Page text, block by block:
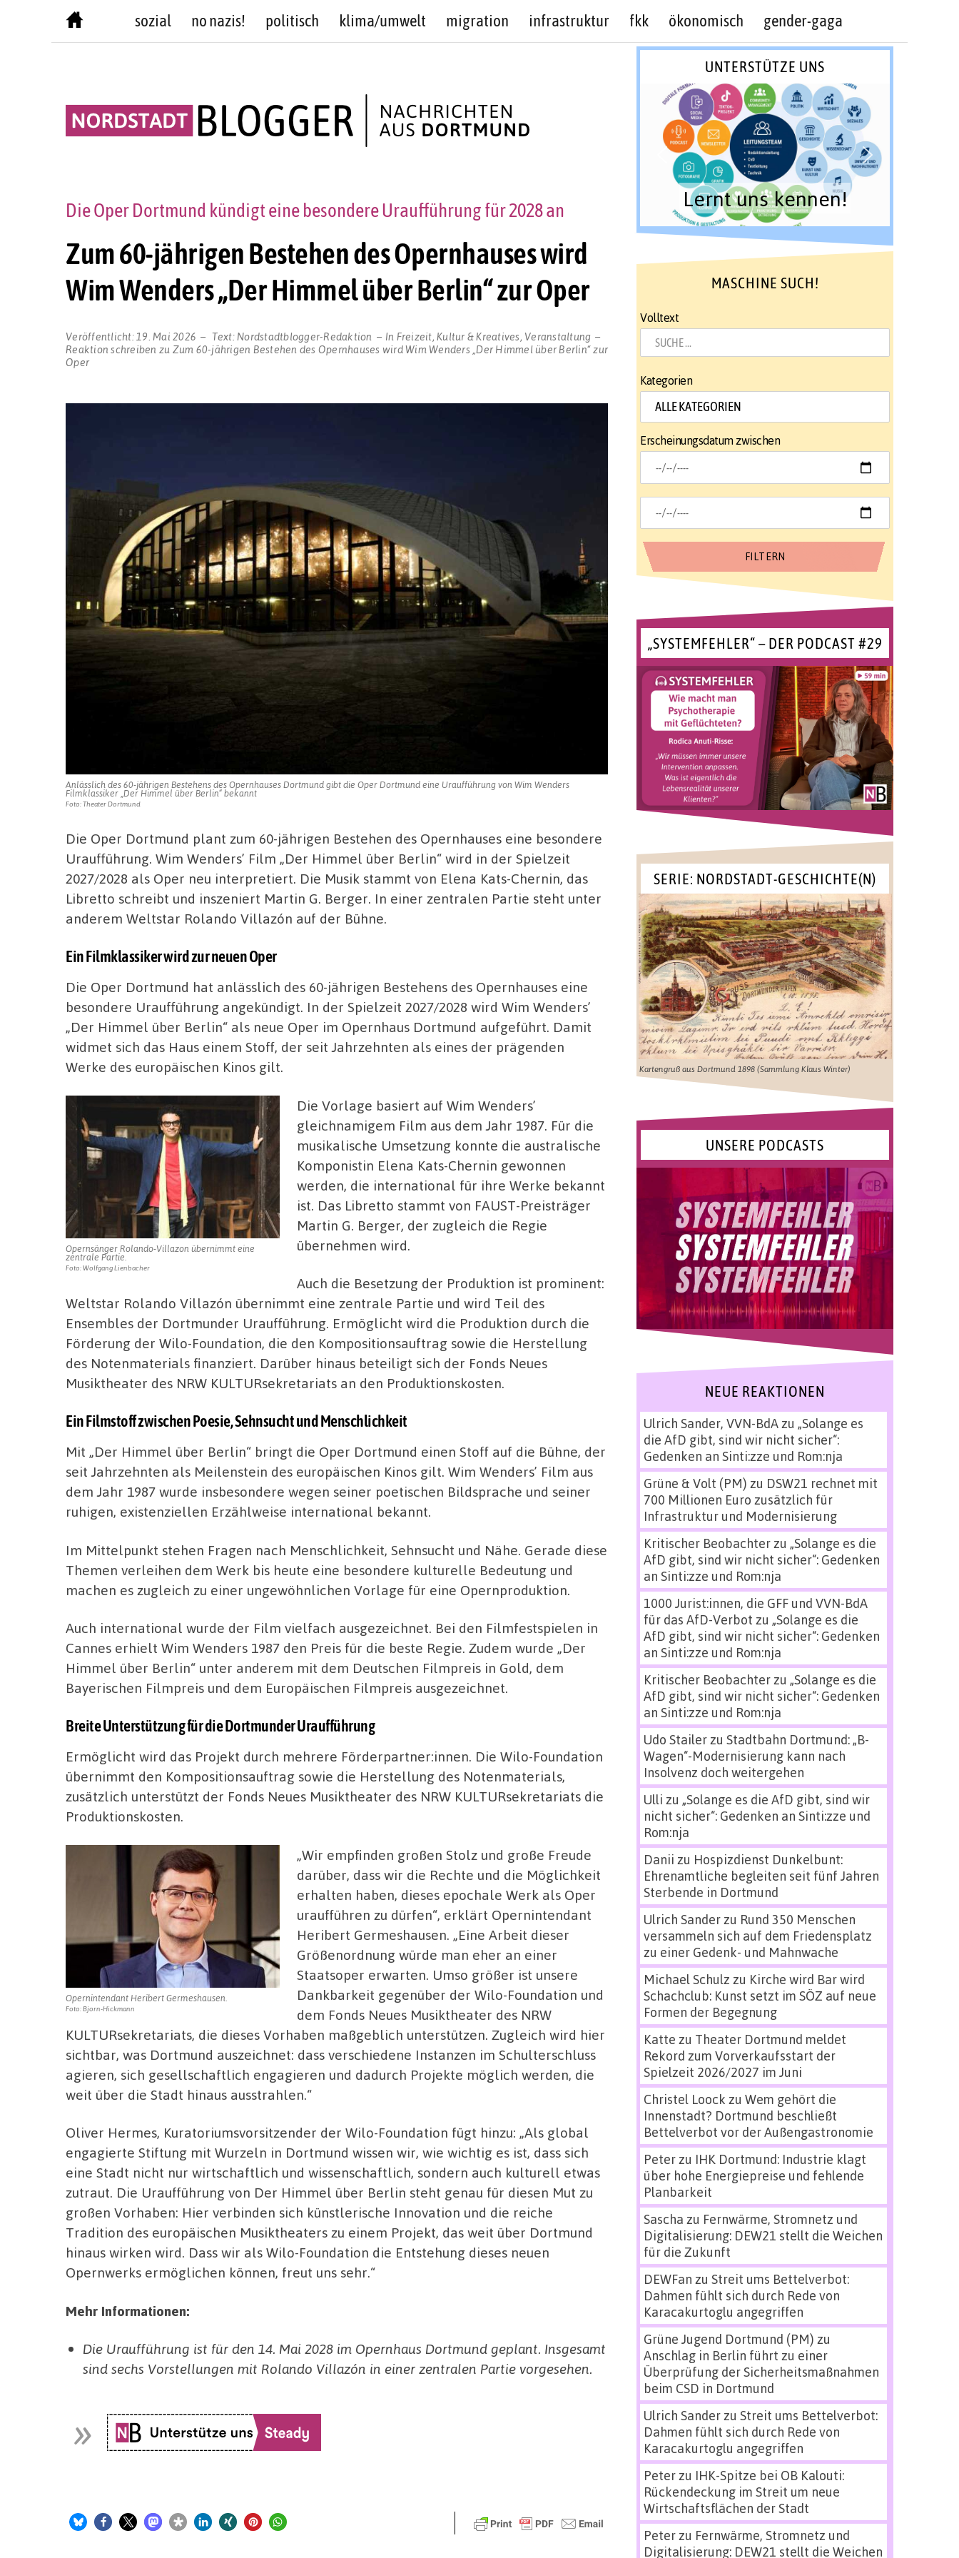
sozial no nazis! politisch klima/umwelt migration infrastruktur fkk ökonomisch gender-gaga
Zum 60-jährigen Bestehen des Opernhauses wird
Wim Wenders „Der Himmel über Berlin“ zur Oper
Die Oper Dortmund kündigt eine besondere Uraufführung für 2028 an
Veröffentlicht: 19. Mai 2026 Text: Nordstadtblogger-Redaktion In Freizeit Kultur & Kreatives Veranstaltung
Reaktion schreiben zu Zum 60-jährigen Bestehen des Opernhauses wird Wim Wenders „Der Himmel über Berlin“ zur
Oper
Anlässlich des 60-jährigen Bestehens des Opernhauses Dortmund gibt die Oper Dortmund eine Uraufführung von Wim Wenders
Filmklassiker „Der Himmel über Berlin“ bekannt
Foto: Theater Dortmund
Die Oper Dortmund plant zum 60-jährigen Bestehen des Opernhauses eine besondere
Uraufführung. Wim Wenders’ Film „Der Himmel über Berlin“ wird in der Spielzeit
2027/2028 als Oper neu interpretiert. Die Musik stammt von Elena Kats-Chernin, das
Libretto schreibt und inszeniert Martin G. Berger. In einer zentralen Partie steht unter
anderem Weltstar Rolando Villazón auf der Bühne.
Ein Filmklassiker wird zur neuen Oper
Die Oper Dortmund hat anlässlich des 60-jährigen Bestehens des Opernhauses eine
besondere Uraufführung angekündigt. In der Spielzeit 2027/2028 wird Wim Wenders’
„Der Himmel über Berlin“ als neue Oper im Opernhaus Dortmund aufgeführt. Damit
widmet sich das Haus einem Stoff, der seit Jahrzehnten als eines der prägenden
Werke des europäischen Kinos gilt.
Opernsänger Rolando-Villazon übernimmt eine
zentrale Partie.
Foto: Wolfgang Lienbacher
Die Vorlage basiert auf Wim Wenders’
gleichnamigem Film aus dem Jahr 1987. Für die
musikalische Umsetzung konnte die australische
Komponistin Elena Kats-Chernin gewonnen
werden, die international für ihre Werke bekannt
ist. Das Libretto stammt von FAUST-Preisträger
Martin G. Berger, der zugleich die Regie
übernehmen wird.
Auch die Besetzung der Produktion ist prominent:
Weltstar Rolando Villazón übernimmt eine zentrale Partie und wird Teil des
Ensembles der Dortmunder Uraufführung. Ermöglicht wird die Produktion durch die
Förderung der Wilo-Foundation, die den Kompositionsauftrag sowie die Herstellung
des Notenmaterials finanziert. Darüber hinaus beteiligt sich der Fonds Neues
Musiktheater des NRW KULTURsekretariats an den Produktionskosten.
Ein Filmstoff zwischen Poesie, Sehnsucht und Menschlichkeit
Mit „Der Himmel über Berlin“ bringt die Oper Dortmund einen Stoff auf die Bühne, der
seit Jahrzehnten als Meilenstein des europäischen Kinos gilt. Wim Wenders’ Film aus
dem Jahr 1987 wurde insbesondere wegen seiner poetischen Bildsprache und seiner
ruhigen, existenziellen Erzählweise international bekannt.
Im Mittelpunkt stehen Fragen nach Menschlichkeit, Sehnsucht und Nähe. Gerade diese
Themen verleihen dem Werk bis heute eine besondere kulturelle Bedeutung und
machen es zugleich zu einer ungewöhnlichen Vorlage für eine Opernproduktion.
Auch international wurde der Film vielfach ausgezeichnet. Bei den Filmfestspielen in
Cannes erhielt Wim Wenders 1987 den Preis für die beste Regie. Zudem wurde „Der
Himmel über Berlin“ unter anderem mit dem Deutschen Filmpreis in Gold, dem
Bayerischen Filmpreis und dem Europäischen Filmpreis ausgezeichnet.
Breite Unterstützung für die Dortmunder Uraufführung
Ermöglicht wird das Projekt durch mehrere Förderpartner:innen. Die Wilo-Foundation
übernimmt den Kompositionsauftrag sowie die Herstellung des Notenmaterials,
zusätzlich unterstützt der Fonds Neues Musiktheater des NRW KULTURsekretariats die
Produktionskosten.
Opernintendant Heribert Germeshausen.
Foto: Bjorn-Hickmann
„Wir empfinden großen Stolz und große Freude
darüber, dass wir die Rechte und die Möglichkeit
erhalten haben, dieses epochale Werk als Oper
uraufführen zu dürfen“, erklärt Opernintendant
Heribert Germeshausen. „Eine Arbeit dieser
Größenordnung würde man eher an einer
Staatsoper erwarten. Umso größer ist unsere
Dankbarkeit gegenüber der Wilo-Foundation und
dem Fonds Neues Musiktheater des NRW
KULTURsekretariats, die dieses Vorhaben maßgeblich unterstützen. Zugleich wird hier
sichtbar, was Dortmund auszeichnet: dass verschiedene Instanzen im Schulterschluss
agieren, sich gesellschaftlich engagieren und dadurch Projekte möglich werden, die
weit über die Stadt hinaus ausstrahlen.“
Oliver Hermes, Kuratoriumsvorsitzender der Wilo-Foundation fügt hinzu: „Als global
engagierte Stiftung mit Wurzeln in Dortmund wissen wir, wie wichtig es ist, dass sich
eine Stadt nicht nur wirtschaftlich und wissenschaftlich, sondern auch kulturell etwas
zutraut. Die Uraufführung von Der Himmel über Berlin steht genau für diesen Mut zu
großen Vorhaben: Hier verbinden sich künstlerische Innovation und die reiche
Tradition des europäischen Musiktheaters zu einem Projekt, das weit über Dortmund
hinaus wirken wird. Dass wir als Wilo-Foundation die Entstehung dieses neuen
Opernwerks ermöglichen können, freut uns sehr.“
Mehr Informationen:
Die Uraufführung ist für den 14. Mai 2028 im Opernhaus Dortmund geplant. Insgesamt
sind sechs Vorstellungen mit Rolando Villazón in einer zentralen Partie vorgesehen.
UNTERSTÜTZE UNS
Lernt uns kennen!
MASCHINE SUCH!
Volltext
Kategorien
Erscheinungsdatum zwischen
„SYSTEMFEHLER“ – DER PODCAST #29
SERIE: NORDSTADT-GESCHICHTE(N)
Kartengruß aus Dortmund 1898 (Sammlung Klaus Winter)
UNSERE PODCASTS
NEUE REAKTIONEN
Ulrich Sander, VVN-BdAzu „Solange es
die AfD gibt, sind wir nicht sicher“:
Gedenken an Sinti:zze und Rom:nja
Grüne & Volt (PM) zu DSW21 rechnet mit
700 Millionen Euro zusätzlich für
Infrastruktur und Modernisierung
Kritischer Beobachterzu „Solange es die
AfD gibt, sind wir nicht sicher“: Gedenken
an Sinti:zze und Rom:nja
1000 Jurist:innen, die GFF und VVN-BdA
für das AfD-Verbot zu „Solange es die
AfD gibt, sind wir nicht sicher“: Gedenken
an Sinti:zze und Rom:nja
Kritischer Beobachterzu „Solange es die
AfD gibt, sind wir nicht sicher“: Gedenken
an Sinti:zze und Rom:nja
Udo Stailerzu Stadtbahn Dortmund: „B-
Wagen“-Modernisierung kann nach
Insolvenz doch weitergehen
Ulli zu „Solange es die AfD gibt, sind wir
nicht sicher“: Gedenken an Sinti:zze und
Rom:nja
Danii zu Hospizdienst Dunkelbunt:
Ehrenamtliche begleiten seit fünf Jahren
Sterbende in Dortmund
Ulrich Sanderzu Rund 350 Menschen
versammeln sich auf dem Friedensplatz
zu einer Gedenk- und Mahnwache
Michael Schulz zu Kirche wird Bar wird
Schachclub: Kunst setzt im SÖZ auf neue
Formen der Begegnung
Katte zu Theater Dortmund meldet
Rekord zum Vorverkaufsstart der
Spielzeit 2026/2027 im Juni
Christel Loock zu Wem gehört die
Innenstadt? Dortmund beschließt
Bettelverbot vor der Außengastronomie
Peterzu IHK Dortmund: Industrie klagt
über hohe Energiepreise und fehlende
Planbarkeit
Sascha zu Fernwärme, Stromnetz und
Digitalisierung: DEW21 stellt die Weichen
für die Zukunft
DEWFan zu Streit ums Bettelverbot:
Dahmen fühlt sich durch Rede von
Karacakurtoglu angegriffen
Grüne Jugend Dortmund (PM) zu
Anschlag in Berlin führt zu einer
Überprüfung der Sicherheitsmaßnahmen
beim CSD in Dortmund
Ulrich Sanderzu Streit ums Bettelverbot:
Dahmen fühlt sich durch Rede von
Karacakurtoglu angegriffen
Peterzu IHK-Spitze bei OB Kalouti:
Rückendeckung im Streit um neue
Wirtschaftsflächen der Stadt
Peterzu Fernwärme, Stromnetz und
Digitalisierung: DEW21 stellt die Weichen